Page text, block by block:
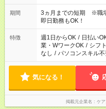
かせください！ 事前に
心ください！
期間
3ヵ月までの短期 ※職
即日勤務もOK！
特徴 週1日からOK / 日払い
業・WワークOK / シフ
なし / パソコンスキル
気になる！
掲載元企業名 ケ